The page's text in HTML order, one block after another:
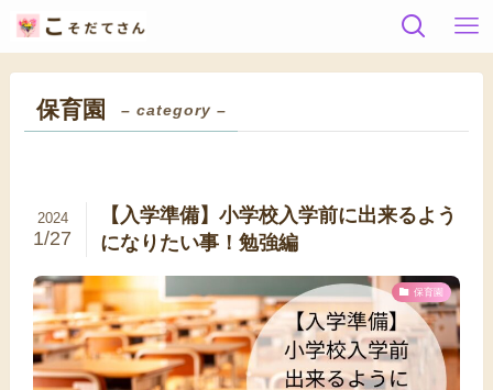
保育園 – category –
【入学準備】小学校入学前に出来るよう
になりたい事！勉強編
2024
1/27
保育園